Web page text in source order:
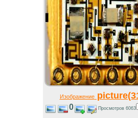
Изображение
0 Просмотров 6063